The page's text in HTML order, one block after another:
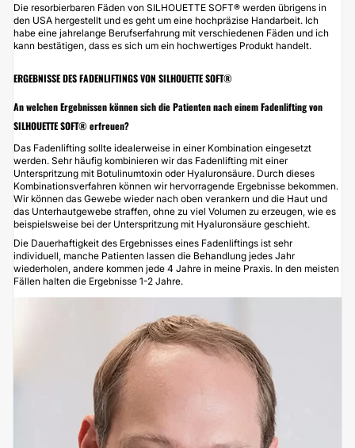
Die resorbierbaren Fäden von SILHOUETTE SOFT® werden übrigens in
den USA hergestellt und es geht um eine hochpräzise Handarbeit. Ich
habe eine jahrelange Berufserfahrung mit verschiedenen Fäden und ich
kann bestätigen, dass es sich um ein hochwertiges Produkt handelt.
ERGEBNISSE DES FADENLIFTINGS VON SILHOUETTE SOFT®
An welchen Ergebnissen können sich die Patienten nach einem Fadenlifting von
SILHOUETTE SOFT® erfreuen?
Das Fadenlifting sollte idealerweise in einer Kombination eingesetzt
werden. Sehr häufig kombinieren wir das Fadenlifting mit einer
Unterspritzung mit Botulinumtoxin oder Hyaluronsäure. Durch dieses
Kombinationsverfahren können wir hervorragende Ergebnisse bekommen.
Wir können das Gewebe wieder nach oben verankern und die Haut und
das Unterhautgewebe straffen, ohne zu viel Volumen zu erzeugen, wie es
beispielsweise bei der Unterspritzung mit Hyaluronsäure geschieht.
Die Dauerhaftigkeit des Ergebnisses eines Fadenliftings ist sehr
individuell, manche Patienten lassen die Behandlung jedes Jahr
wiederholen, andere kommen jede 4 Jahre in meine Praxis. In den meisten
Fällen halten die Ergebnisse 1-2 Jahre.